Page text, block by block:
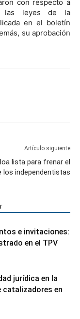
con respecto a
las leyes de la
en el boletín
su aprobación
Artículo siguiente
lista para frenar el
los independentistas
e invitaciones:
en el TPV
jurídica en la
catalizadores en